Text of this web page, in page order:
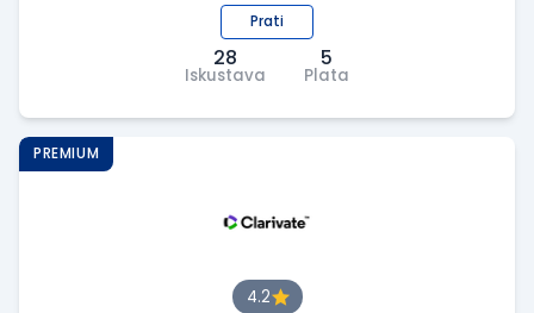
Prati
28
Iskustava
5
Plata
4.2
PREMIUM